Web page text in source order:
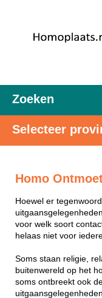
Zoeken
Selecteer
Homo
Hoewel er
voor welk soort
helaas niet voor
Soms staan religie,
buitenwereld op het
soms ontbreekt ook